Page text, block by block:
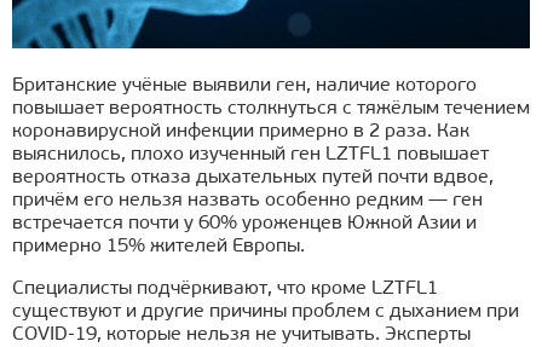
Британские учёные выявили ген, наличие которого
повышает вероятность столкнуться с тяжёлым течением
коронавирусной инфекции примерно в 2 раза. Как
выяснилось, плохо изученный ген LZTFL1 повышает
вероятность отказа дыхательных путей почти вдвое,
причём его нельзя назвать особенно редким — ген
встречается почти у 60% уроженцев Южной Азии и
примерно 15% жителей Европы.
Специалисты подчёркивают, что кроме LZTFL1
существуют и другие причины проблем с дыханием при
COVID-19, которые нельзя не учитывать. Эксперты